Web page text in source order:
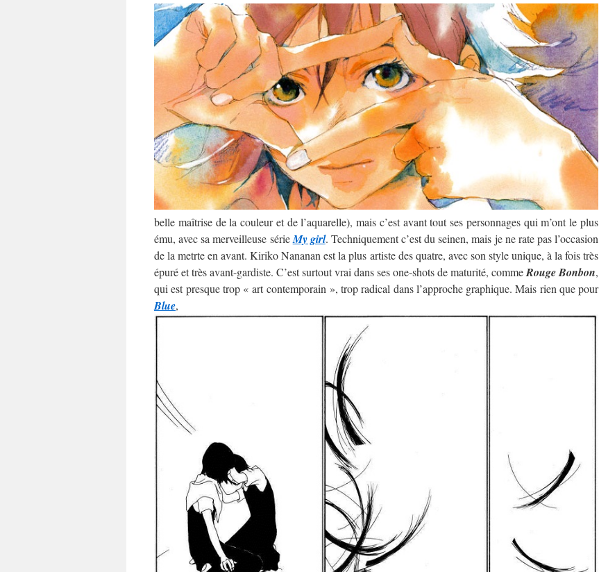
belle maîtrise de la couleur et de l’aquarelle), mais c’est avant tout ses personnages qui m’ont le plus
ému, avec sa merveilleuse sérieMy girl. Techniquement c’est du seinen, mais je ne rate pas l’occasion
de la metrte en avant. Kiriko Nananan est la plus artiste des quatre, avec son style unique, à la fois très
épuré et très avant-gardiste. C’est surtout vrai dans ses one-shots de maturité, commeRouge Bonbon,
qui est presque trop « art contemporain », trop radical dans l’approche graphique. Mais rien que pour
Blue,